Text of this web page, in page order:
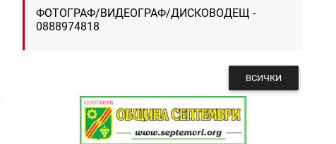
ФОТОГРАФ/ВИДЕОГРАФ/ДИСКОВОДЕЩ -
0888974818
ВСИЧКИ